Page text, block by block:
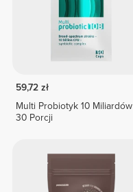
59,72 zł
Multi Probiotyk 10 Miliardów
30 Porcji